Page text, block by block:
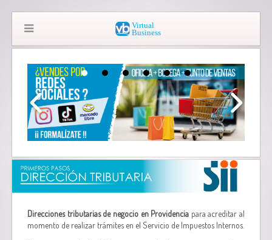
Direcciones tributarias de negocio en Providencia para acreditar al
momento de realizar trámites en el Servicio de Impuestos Internos.